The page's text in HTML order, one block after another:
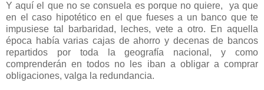
Y aquí el que no se consuela es porque no quiere, ya que
en el caso hipotético en el que fueses a un banco que te
impusiese tal barbaridad, leches, vete a otro. En aquella
época había varias cajas de ahorro y decenas de bancos
repartidos por toda la geografía nacional, y como
comprenderán en todos no les iban a obligar a comprar
obligaciones, valga la redundancia.